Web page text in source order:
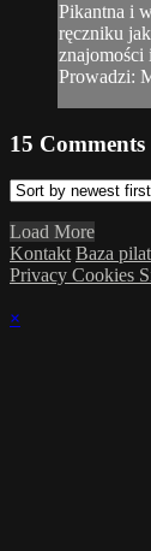
Pikantna i
ręczniku
znajomości
Prowadzi:
15 Comments
Load More
Kontakt Baza
Privacy Cookies
×